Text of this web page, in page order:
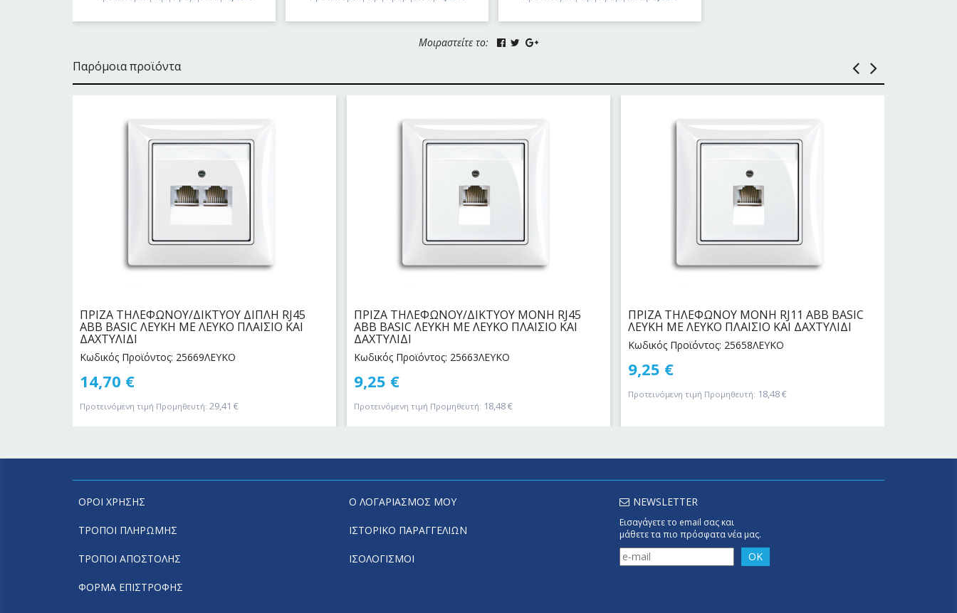
Μοιραστείτε το:
Παρόμοια προϊόντα
ΠΡΙΖΑ ΤΗΛΕΦΩΝΟΥ/ΔΙΚΤΥΟΥ ΔΙΠΛΗ RJ45
ABB BASIC ΛΕΥΚΗ ΜΕ ΛΕΥΚΟ ΠΛΑΙΣΙΟ ΚΑΙ
ΔΑΧΤΥΛΙΔΙ
Κωδικός Προϊόντος: 25669ΛΕΥΚΟ
14,70 €
Προτεινόμενη τιμή Προμηθευτή: 29,41 €
ΠΡΙΖΑ ΤΗΛΕΦΩΝΟΥ/ΔΙΚΤΥΟΥ ΜΟΝΗ RJ45
ABB BASIC ΛΕΥΚΗ ΜΕ ΛΕΥΚΟ ΠΛΑΙΣΙΟ ΚΑΙ
ΔΑΧΤΥΛΙΔΙ
Κωδικός Προϊόντος: 25663ΛΕΥΚΟ
9,25 €
Προτεινόμενη τιμή Προμηθευτή: 18,48€
ΠΡΙΖΑ ΤΗΛΕΦΩΝΟΥ ΜΟΝΗ RJ11 ABB BASIC
ΛΕΥΚΗ ΜΕ ΛΕΥΚΟ ΠΛΑΙΣΙΟ ΚΑΙ ΔΑΧΤΥΛΙΔΙ
Κωδικός Προϊόντος: 25658ΛΕΥΚΟ
9,25 €
Προτεινόμενη τιμή Προμηθευτή: 18,48€
ΟΡΟΙ ΧΡΗΣΗΣ
ΤΡΟΠΟΙ ΠΛΗΡΩΜΗΣ
ΤΡΟΠΟΙ ΑΠΟΣΤΟΛΗΣ
ΦΟΡΜΑ ΕΠΙΣΤΡΟΦΗΣ
Ο ΛΟΓΑΡΙΑΣΜΟΣ ΜΟΥ
ΙΣΤΟΡΙΚΟ ΠΑΡΑΓΓΕΛΙΩΝ
ΙΣΟΛΟΓΙΣΜΟΙ
NEWSLETTER
Εισαγάγετε το email σας και
μάθετε τα πιο πρόσφατα νέα μας.